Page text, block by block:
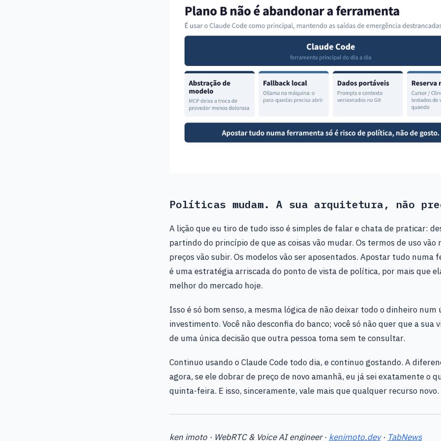
Políticas mudam. A sua arquitetura, não
A lição que eu tiro de tudo isso é simples de falar e chata de praticar:
partindo do princípio de que as coisas vão mudar. Os termos de uso vão
preços vão subir. Os modelos vão ser aposentados. Apostar tudo numa
é uma estratégia arriscada do ponto de vista de política, por mais que
melhor do mercado hoje.
Isso é só bom senso, a mesma lógica de não deixar todo o dinheiro num
investimento. Você não desconfia do banco; você só não quer que a sua
de uma única decisão que outra pessoa toma sem te consultar.
Continuo usando o Claude Code todo dia, e continuo gostando. A
agora, se ele dobrar de preço de novo amanhã, eu já sei exatamente o
quinta-feira. E isso, sinceramente, vale mais que qualquer recurso novo.
ken imoto · WebRTC & Voice AI engineer · kenimoto.dev· TabNews